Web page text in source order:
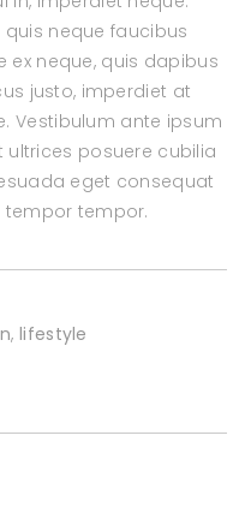
neque faucibus
ex neque, quis dapibus
justo, imperdiet at
Vestibulum ante ipsum
posuere cubilia
eget consequat
tempor tempor.
,lifestyle